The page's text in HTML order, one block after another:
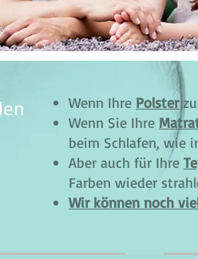
Wenn Ihre Polster
Wenn Sie Ihre
beim Schlafen, wie
Aber auch für Ihre
Farben wieder
Wir können noch